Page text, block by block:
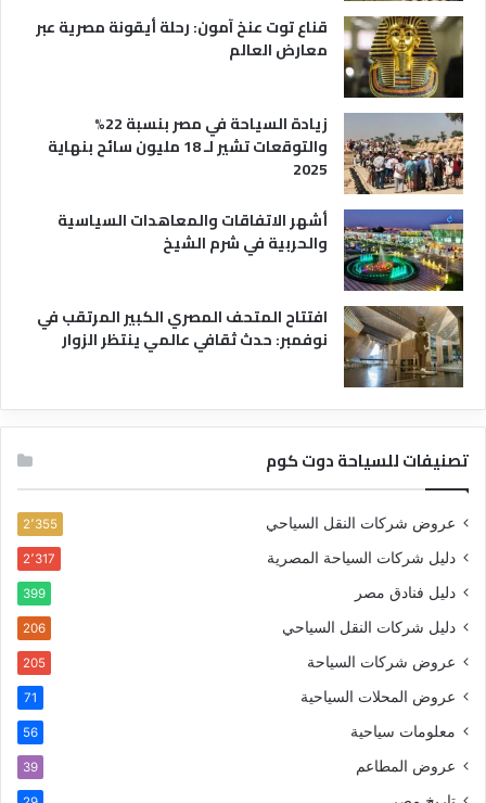
قناع توت عنخ آمون: رحلة أيقونة مصرية عبر
معارض العالم
زيادة السياحة في مصر بنسبة 22%
والتوقعات تشير لـ 18 مليون سائح بنهاية
2025
أشهر الاتفاقات والمعاهدات السياسية
والحربية في شرم الشيخ
افتتاح المتحف المصري الكبير المرتقب في
نوفمبر: حدث ثقافي عالمي ينتظر الزوار
تصنيفات للسياحة دوت كوم
عروض شركات النقل السياحي 2٬355
دليل شركات السياحة المصرية 2٬317
دليل فنادق مصر 399
دليل شركات النقل السياحي 206
عروض شركات السياحة 205
عروض المحلات السياحية 71
معلومات سياحية 56
عروض المطاعم 39